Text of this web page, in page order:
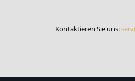
Kontaktieren Sie uns: